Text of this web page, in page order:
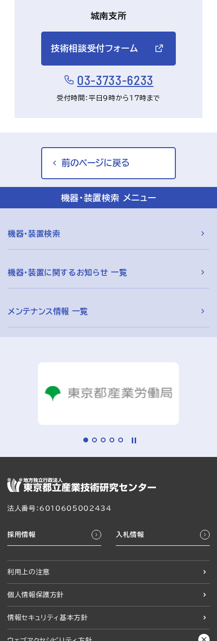
城南支所
技術相談受付フォーム
03-3733-6233
受付時間：平日9時から17時まで
前のページに戻る
機器・装置検索 メニュー
機器・装置検索
機器・装置に関するお知らせ 一覧
メンテナンス情報 一覧
法人番号：6010605002434
採用情報 入札情報
利用上の注意
個人情報保護方針
情報セキュリティ基本方針